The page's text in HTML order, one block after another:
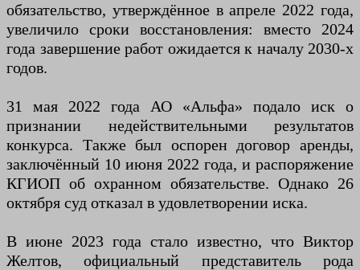
обязательство, утверждённое в апреле 2022 года,
увеличило сроки восстановления: вместо 2024
года завершение работ ожидается к началу 2030-х
годов.
31 мая 2022 года АО «Альфа» подало иск о
признании недействительными результатов
конкурса. Также был оспорен договор аренды,
заключённый 10 июня 2022 года, и распоряжение
КГИОП об охранном обязательстве. Однако 26
октября суд отказал в удовлетворении иска.
В июне 2023 года стало известно, что Виктор
Желтов, официальный представитель рода